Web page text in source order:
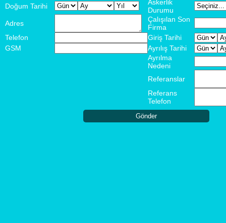
Doğum Tarihi
Askerlik
Durumu
Adres
Çalışılan Son
Firma
Telefon
Giriş Tarihi
GSM
Ayrılış Tarihi
Ayrılma
Nedeni
Referanslar
Referans
Telefon